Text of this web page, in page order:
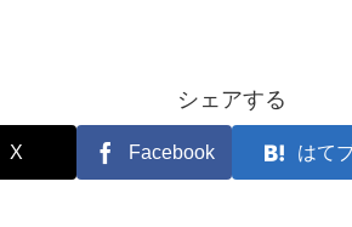
シェアする
X Facebook はて